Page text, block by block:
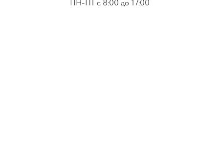
ПН-ПТ с 8:00 до 17:00